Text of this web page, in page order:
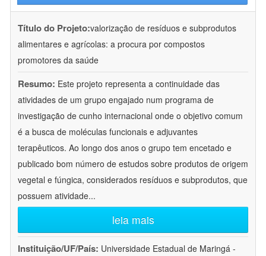
Título do Projeto:valorização de resíduos e subprodutos
alimentares e agrícolas: a procura por compostos
promotores da saúde
Resumo: Este projeto representa a continuidade das
atividades de um grupo engajado num programa de
investigação de cunho internacional onde o objetivo comum
é a busca de moléculas funcionais e adjuvantes
terapêuticos. Ao longo dos anos o grupo tem encetado e
publicado bom número de estudos sobre produtos de origem
vegetal e fúngica, considerados resíduos e subprodutos, que
possuem atividade...
leia mais
Instituição/UF/País: Universidade Estadual de Maringá -